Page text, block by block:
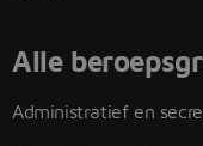
Alle
Administratief en